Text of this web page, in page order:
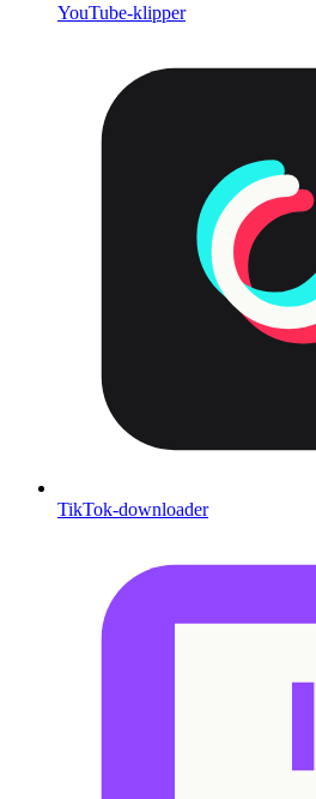
YouTube-klipper
TikTok-downloader